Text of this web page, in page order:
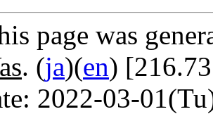
page was
. (ja)(en)
2022-03-